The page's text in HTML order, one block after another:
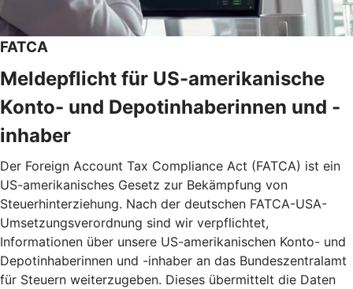
FATCA
Meldepflicht für US-amerikanische
Konto- und Depotinhaberinnen und -
inhaber
Der Foreign Account Tax Compliance Act (FATCA) ist ein
US-amerikanisches Gesetz zur Bekämpfung von
Steuerhinterziehung. Nach der deutschen FATCA-USA-
Umsetzungsverordnung sind wir verpflichtet,
Informationen über unsere US-amerikanischen Konto- und
Depotinhaberinnen und -inhaber an das Bundeszentralamt
für Steuern weiterzugeben. Dieses übermittelt die Daten